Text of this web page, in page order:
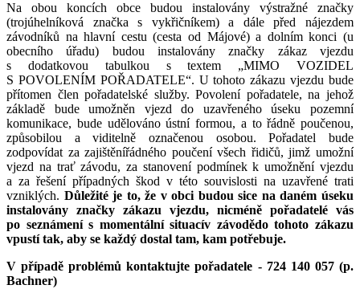
Na obou koncích obce budou instalovány výstražné značky
(trojúhelníková značka s vykřičníkem) a dále před nájezdem
závodníků na hlavní cestu (cesta od Májové) a dolním konci (u
obecního úřadu) budou instalovány značky zákaz vjezdu
s dodatkovou tabulkou s textem „MIMO VOZIDEL
S POVOLENÍM POŘADATELE“. U tohoto zákazu vjezdu bude
přítomen člen pořadatelské služby. Povolení pořadatele, na jehož
základě bude umožněn vjezd do uzavřeného úseku pozemní
komunikace, bude udělováno ústní formou, a to řádně poučenou,
způsobilou a viditelně označenou osobou. Pořadatel bude
zodpovídat za zajištěnířádného poučení všech řidičů, jimž umožní
vjezd na trať závodu, za stanovení podmínek k umožnění vjezdu
a za řešení případných škod v této souvislosti na uzavřené trati
vzniklých. Důležité je to, že v obci budou sice na daném úseku
instalovány značky zákazu vjezdu, nicméně pořadatelé vás
po seznámení s momentální situacív závodědo tohoto zákazu
vpustí tak, aby se každý dostal tam, kam potřebuje.
V případě problémů kontaktujte pořadatele - 724 140 057 (p.
Bachner)